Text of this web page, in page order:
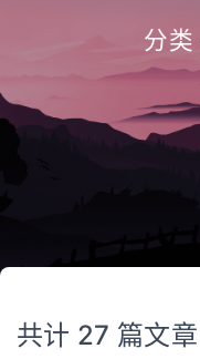
分
共计 27 篇文章